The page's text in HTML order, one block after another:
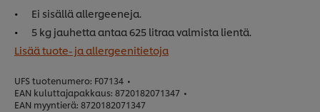
Ei sisällä allergeeneja.
5 kg jauhetta antaa 625 litraa valmista lientä.
Lisää tuote- ja allergeenitietoja
UFS tuotenumero: F07134 •
EAN kuluttajapakkaus: 8720182071347 •
EAN myyntierä: 8720182071347